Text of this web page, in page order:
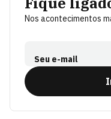
Nos acontecimentos
Seu e-mail